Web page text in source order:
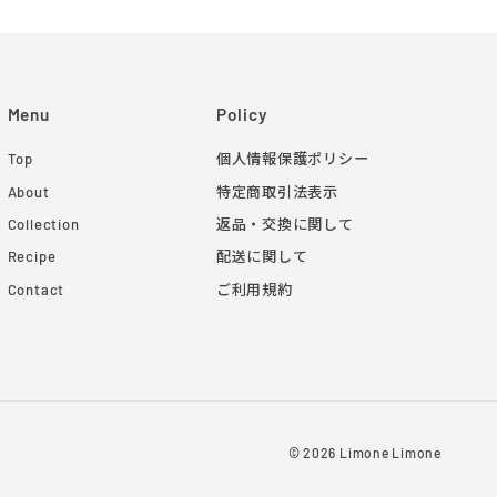
Menu
Top
About
Collection
Recipe
Contact
Policy
個人情報保護ポリシー
特定商取引法表示
返品・交換に関して
配送に関して
ご利用規約
© 2026 Limone Limone